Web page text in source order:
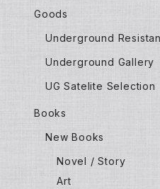
Goods
Underground
Underground Gallery
UG Satelite Selection
Books
New Books
Novel / Story
Art